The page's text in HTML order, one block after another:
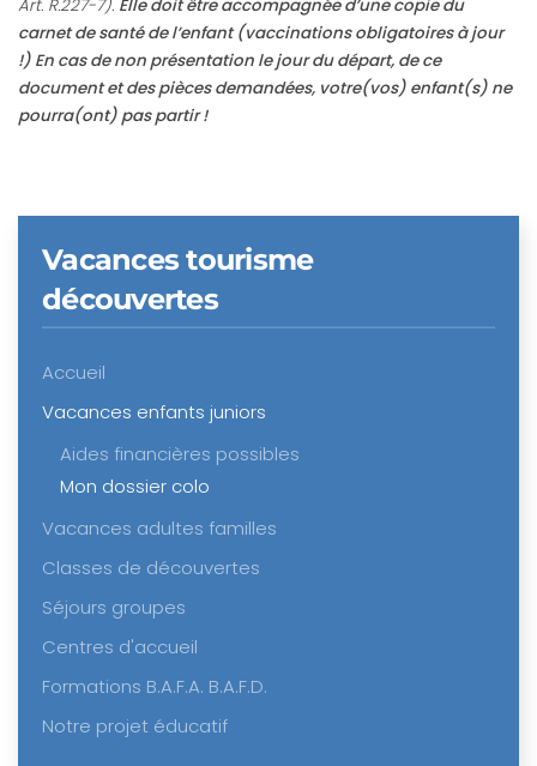
Art. R.227-7). Elle doit être accompagnée d’une copie du
carnet de santé de l’enfant (vaccinations obligatoires à jour
!) En cas de non présentation le jour du départ, de ce
document et des pièces demandées, votre(vos) enfant(s) ne
pourra(ont) pas partir !
Vacances tourisme
découvertes
Accueil
Vacances enfants juniors
Aides financières possibles
Mon dossier colo
Vacances adultes familles
Classes de découvertes
Séjours groupes
Centres d'accueil
Formations B.A.F.A. B.A.F.D.
Notre projet éducatif